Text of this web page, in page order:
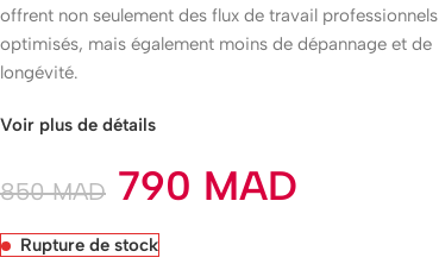
offrent non seulement des flux de travail professionnels
optimisés, mais également moins de dépannage et de
longévité.
Voir plus de détails
850MAD 790 MAD
Rupture de stock